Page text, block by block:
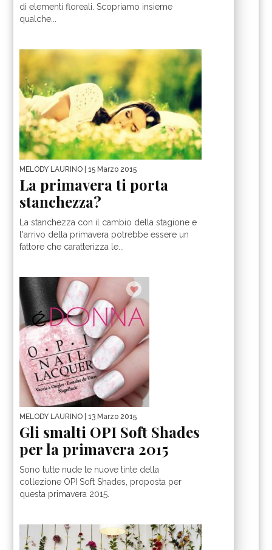
di elementi floreali. Scopriamo insieme
qualche...
MELODY LAURINO | 15 Marzo 2015
La primavera ti porta
stanchezza?
La stanchezza con il cambio della stagione e
l'arrivo della primavera potrebbe essere un
fattore che caratterizza le...
MELODY LAURINO | 13 Marzo 2015
Gli smalti OPI Soft Shades
per la primavera 2015
Sono tutte nude le nuove tinte della
collezione OPI Soft Shades, proposta per
questa primavera 2015.